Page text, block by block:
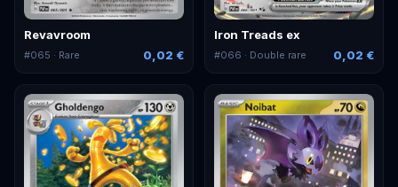
Revavroom
#065 · Rare 0,02 €
Iron Treads ex
#066 · Double rare 0,02 €